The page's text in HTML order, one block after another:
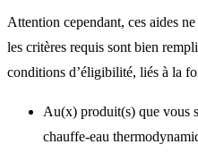
Attention cependant, ces aides
les critères requis sont bien
conditions d’éligibilité, liés à la
Au(x) produit(s) que vous
chauffe-eau